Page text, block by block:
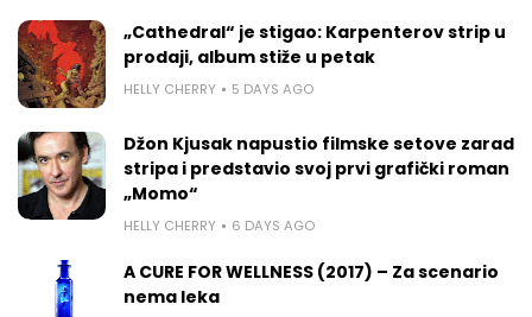
„Cathedral“ je stigao: Karpenterov strip u
prodaji, album stiže u petak
HELLY CHERRY 5 DAYS AGO
Džon Kjusak napustio filmske setove zarad
stripa i predstavio svoj prvi grafički roman
„Momo“
HELLY CHERRY 6 DAYS AGO
A CURE FOR WELLNESS (2017) – Za scenario
nema leka